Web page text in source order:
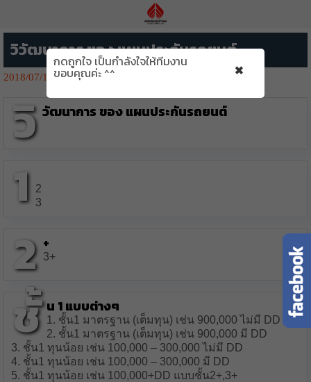
วิวัฒนาการ ของ แผนประกันรถยนต์
2018/07/122224👁️‍🗨️
วิ วัฒนาการ ของ แผนประกันรถยนต์
1 2
3
2 +
3+
ชั้ น 1 แบบต่างๆ
1. ชั้น1 มาตรฐาน (เต็มทุน) เช่น 900,000 ไม่มี DD
2. ชั้น1 มาตรฐาน (เต็มทุน) เช่น 900,000 มี DD
3. ชั้น1 ทุนน้อย เช่น 100,000 – 300,000 ไม่มี DD
4. ชั้น1 ทุนน้อย เช่น 100,000 – 300,000 มี DD
5. ชั้น1 ทุนน้อย เช่น 100,000+DD แบบชั้น2+,3+
กดถูกใจ เป็นกำลังใจให้ทีมงาน
ขอบคุณค่ะ ^^ ×